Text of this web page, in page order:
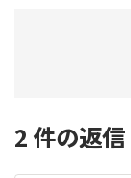
2 件の返信